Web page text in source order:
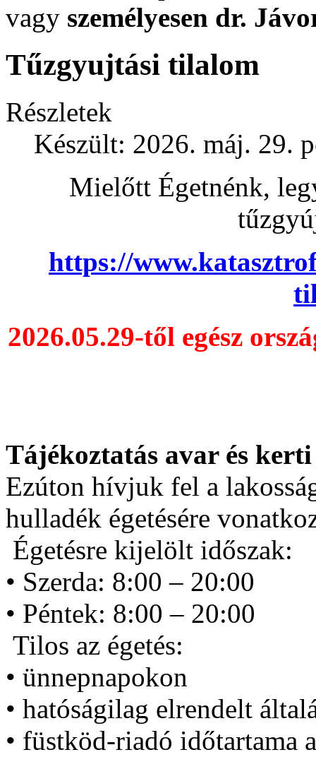
vagy személyesen dr.
Tűzgyujtási tilalom
Részletek
Készült: 2026. máj. 29.
Mielőtt Égetnénk,
https://
2026.05.29-től egész
Tájékoztatás avar és
Ezúton hívjuk fel a
hulladék égetésére
Égetésre kijelölt időszak:
• Szerda: 8:00 – 20:00
• Péntek: 8:00 – 20:00
Tilos az égetés:
• ünnepnapokon
• hatóságilag elrendelt
• füstköd-riadó időtartama